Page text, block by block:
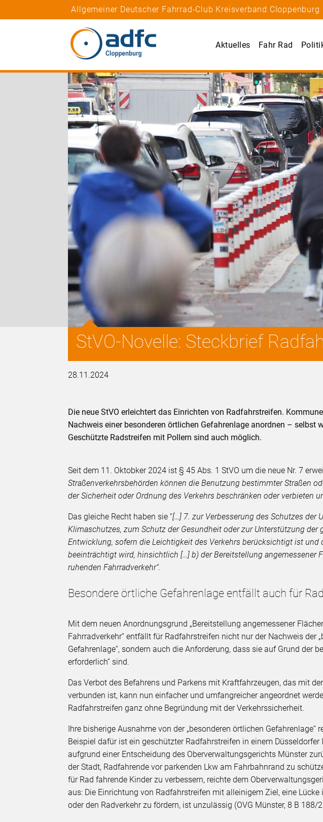
Allgemeiner Deutscher Fahrrad-Club Kreisverband Cloppenburg
Aktuelles Fahr Rad
StVO-Novelle: Steckbrief
28.11.2024
Die neue StVO erleichtert das Einrichten von Radfahrstreifen.
Nachweis einer besonderen örtlichen Gefahrenlage anordnen – selbst
Geschützte Radstreifen mit Pollern sind auch möglich.
Seit dem 11. Oktobker 2024 ist § 45 Abs. 1 StVO um die neue Nr. 7
Straßenverkehrsbehörden können die Benutzung bestimmter Straßen
der Sicherheit oder Ordnung des Verkehrs beschränken oder verbieten
Das gleiche Recht haben sie “[…] 7. zur Verbesserung des Schutzes der
Klimaschutzes, zum Schutz der Gesundheit oder zur Unterstützung der
Entwicklung, sofern die Leichtigkeit des Verkehrs berücksichtigt ist und
beeinträchtigt wird, hinsichtlich […] b) der Bereitstellung angemessener
ruhenden Fahrradverkehr“.
Besondere örtliche Gefahrenlage entfällt auch für
Mit dem neuen Anordnungsgrund „Bereitstellung angemessener
Fahrradverkehr“ entfällt für Radfahrstreifen nicht nur der Nachweis der
Gefahrenlage“, sondern auch die Anforderung, dass sie auf Grund der
erforderlich“ sind.
Das Verbot des Befahrens und Parkens mit Kraftfahrzeugen, das mit
verbunden ist, kann nun einfacher und umfangreicher angeordnet
Radfahrstreifen ganz ohne Begründung mit der Verkehrssicherheit.
Ihre bisherige Ausnahme von der „besonderen örtlichen Gefahrenlage“
Beispiel dafür ist ein geschützter Radfahrstreifen in einem Düsseldorfer
aufgrund einer Entscheidung des Oberverwaltungsgerichts Münster
der Stadt, Radfahrende vor parkenden Lkw am Fahrbahnrand zu
für Rad fahrende Kinder zu verbessern, reichte dem
aus: Die Einrichtung von Radfahrstreifen mit alleinigem Ziel, eine
oder den Radverkehr zu fördern, ist unzulässig (OVG Münster, 8 B 188/